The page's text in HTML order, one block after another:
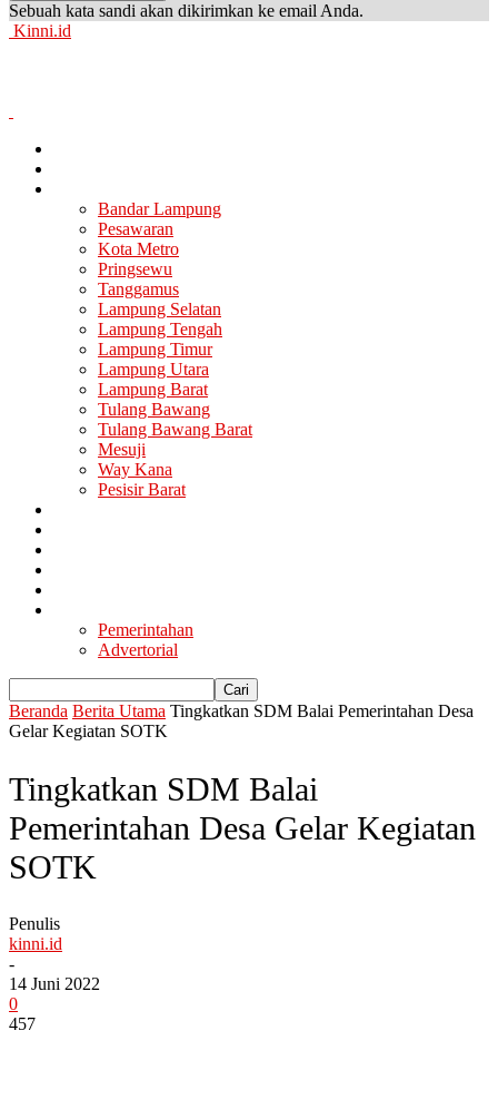
Sebuah kata sandi akan dikirimkan ke email Anda.
Kinni.id
Bandar Lampung
Pesawaran
Kota Metro
Pringsewu
Tanggamus
Lampung Selatan
Lampung Tengah
Lampung Timur
Lampung Utara
Lampung Barat
Tulang Bawang
Tulang Bawang Barat
Mesuji
Way Kana
Pesisir Barat
Pemerintahan
Advertorial
Beranda Berita Utama Tingkatkan SDM Balai Pemerintahan Desa
Gelar Kegiatan SOTK
Tingkatkan SDM Balai
Pemerintahan Desa Gelar Kegiatan
SOTK
Penulis
kinni.id
-
14 Juni 2022
0
457